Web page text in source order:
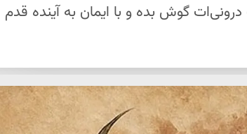
درونی‌ات گوش بده و با ایمان به آینده قدم